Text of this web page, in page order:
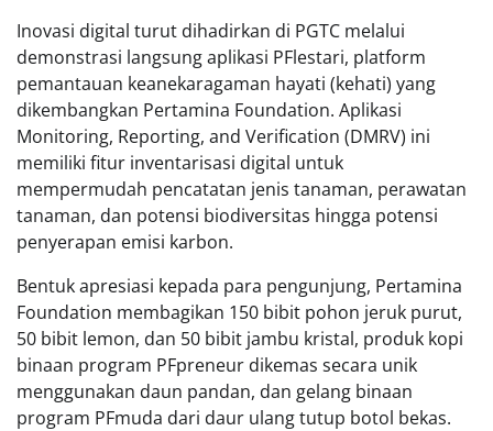
Inovasi digital turut dihadirkan di PGTC melalui
demonstrasi langsung aplikasi PFlestari, platform
pemantauan keanekaragaman hayati (kehati) yang
dikembangkan Pertamina Foundation. Aplikasi
Monitoring, Reporting, and Verification (DMRV) ini
memiliki fitur inventarisasi digital untuk
mempermudah pencatatan jenis tanaman, perawatan
tanaman, dan potensi biodiversitas hingga potensi
penyerapan emisi karbon.
Bentuk apresiasi kepada para pengunjung, Pertamina
Foundation membagikan 150 bibit pohon jeruk purut,
50 bibit lemon, dan 50 bibit jambu kristal, produk kopi
binaan program PFpreneur dikemas secara unik
menggunakan daun pandan, dan gelang binaan
program PFmuda dari daur ulang tutup botol bekas.